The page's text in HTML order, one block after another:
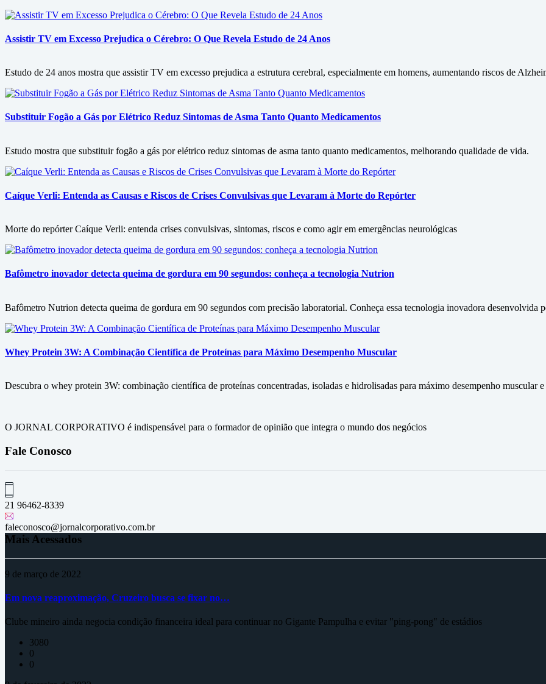
Assistir TV em Excesso Prejudica o Cérebro: O Que Revela Estudo de 24 Anos
Estudo de 24 anos mostra que assistir TV em excesso prejudica a estrutura cerebral, especialmente em homens, aumentando riscos de
Substituir Fogão a Gás por Elétrico Reduz Sintomas de Asma Tanto Quanto Medicamentos
Estudo mostra que substituir fogão a gás por elétrico reduz sintomas de asma tanto quanto medicamentos, melhorando qualidade de vida.
Caíque Verli: Entenda as Causas e Riscos de Crises Convulsivas que Levaram à Morte do Repórter
Morte do repórter Caíque Verli: entenda crises convulsivas, sintomas, riscos e como agir em emergências neurológicas
Bafômetro inovador detecta queima de gordura em 90 segundos: conheça a tecnologia Nutrion
Bafômetro Nutrion detecta queima de gordura em 90 segundos com precisão laboratorial. Conheça essa tecnologia inovadora desenvolvida
Whey Protein 3W: A Combinação Científica de Proteínas para Máximo Desempenho Muscular
Descubra o whey protein 3W: combinação científica de proteínas concentradas, isoladas e hidrolisadas para máximo desempenho muscular
O JORNAL CORPORATIVO é indispensável para o formador de opinião que integra o mundo dos negócios
Fale Conosco
21 96462-8339
faleconosco@jornalcorporativo.com.br
Mais Acessados
9 de março de 2022
Em nova reaproximação, Cruzeiro busca se fixar no…
Clube mineiro ainda negocia condição financeira ideal para continuar no Gigante Pampulha e evitar "ping-pong" de estádios
3080
0
0